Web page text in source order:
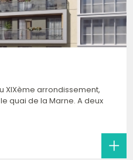
XIXème arrondissement,
quai de la Marne. A deux